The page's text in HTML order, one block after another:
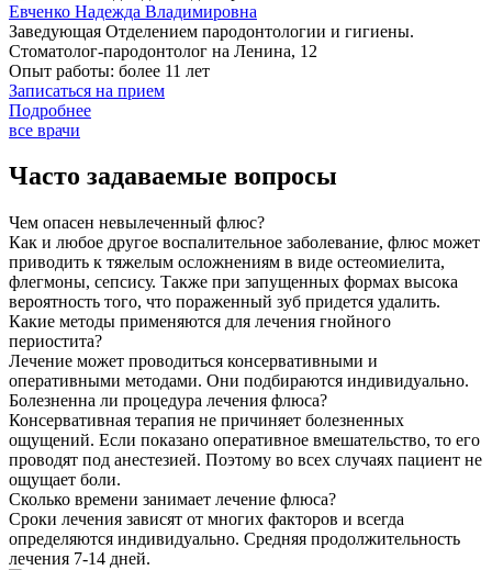
Евченко Надежда Владимировна
Заведующая Отделением пародонтологии и гигиены.
Стоматолог-пародонтолог на Ленина, 12
Опыт работы: более 11 лет
Записаться на прием
Подробнее
все врачи
Часто задаваемые вопросы
Чем опасен невылеченный флюс?
Как и любое другое воспалительное заболевание, флюс может
приводить к тяжелым осложнениям в виде остеомиелита,
флегмоны, сепсису. Также при запущенных формах высока
вероятность того, что пораженный зуб придется удалить.
Какие методы применяются для лечения гнойного
периостита?
Лечение может проводиться консервативными и
оперативными методами. Они подбираются индивидуально.
Болезненна ли процедура лечения флюса?
Консервативная терапия не причиняет болезненных
ощущений. Если показано оперативное вмешательство, то его
проводят под анестезией. Поэтому во всех случаях пациент не
ощущает боли.
Сколько времени занимает лечение флюса?
Сроки лечения зависят от многих факторов и всегда
определяются индивидуально. Средняя продолжительность
лечения 7-14 дней.